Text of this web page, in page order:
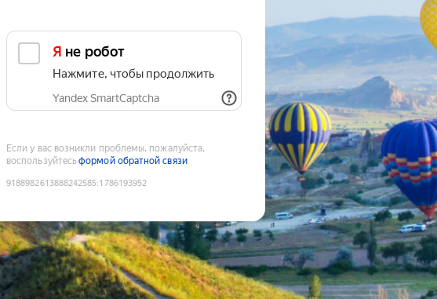
Я не робот
Нажмите, чтобы продолжить
Yandex SmartCaptcha
Если у вас возникли проблемы, пожалуйста,
воспользуйтесьформой обратной связи
9188982613888242585:1786193952